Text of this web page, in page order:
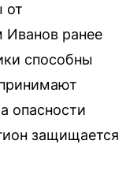
от
ранее
способны
опасности
защищается